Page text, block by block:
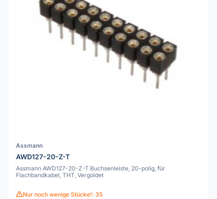
Assmann
AWD127-20-Z-T
Assmann AWD127-20-Z-T Buchsenleiste, 20-polig, für
Flachbandkabel, THT, Vergoldet
Nur noch wenige Stücke!: 35